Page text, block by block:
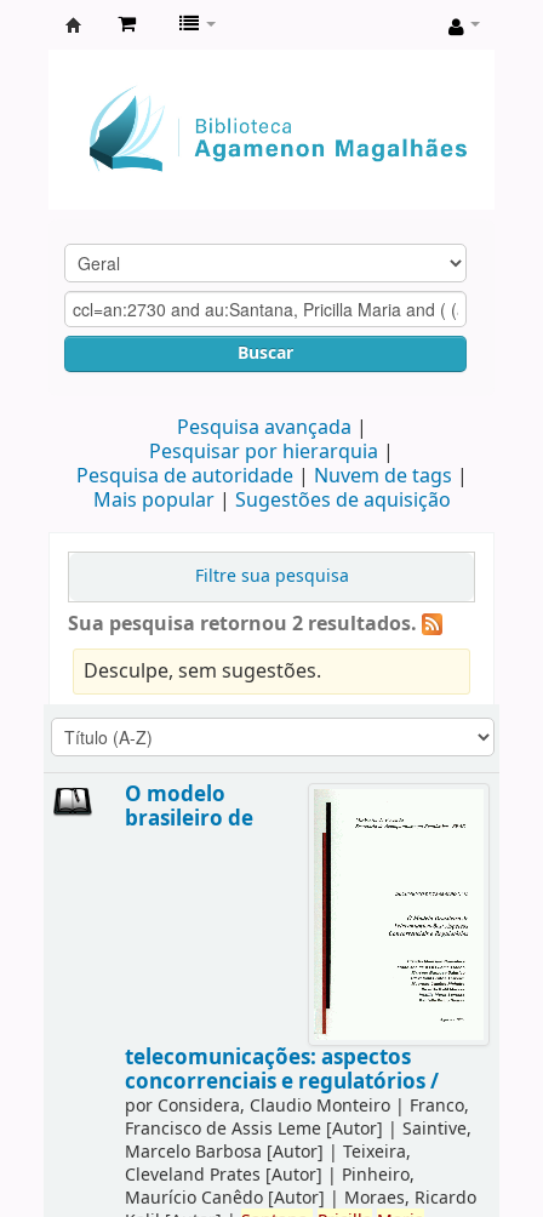
Agamenon
Magalhães
Buscar
Pesquisa avançada
Pesquisar por hierarquia
Pesquisa de autoridade
Nuvem de tags
Mais popular
Sugestões de aquisição
Filtre sua pesquisa
Sua pesquisa retornou 2 resultados.
Desculpe, sem sugestões.
O modelo
brasileiro de
telecomunicações: aspectos
concorrenciais e regulatórios /
por Considera, Claudio Monteiro| Franco,
Francisco de Assis Leme[Autor] | Saintive,
Marcelo Barbosa [Autor] | Teixeira,
Cleveland Prates [Autor] | Pinheiro,
Maurício Canêdo[Autor] | Moraes, Ricardo